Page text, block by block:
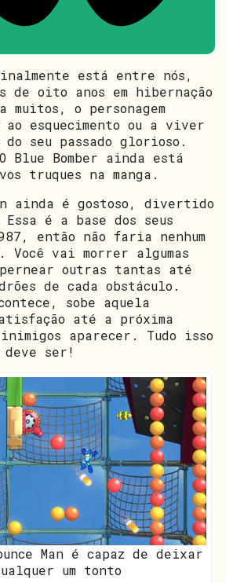
está entre nós,
de oito anos em hibernação
muitos, o personagem
ao esquecimento ou a viver
seu passado glorioso.
Blue Bomber ainda está
truques na manga.
ainda é gostoso, divertido
é a base dos seus
então não faria nenhum
Você vai morrer algumas
outras tantas até
de cada obstáculo.
sobe aquela
até a próxima
aparecer. Tudo isso
ser!
Man é capaz de deixar
um tonto